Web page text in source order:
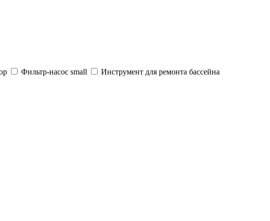
Фильтр-насос small Инструмент для ремонта бассейна